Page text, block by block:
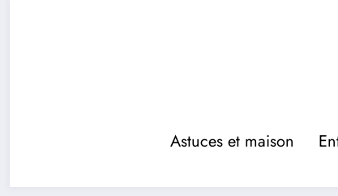
Astuces et maison